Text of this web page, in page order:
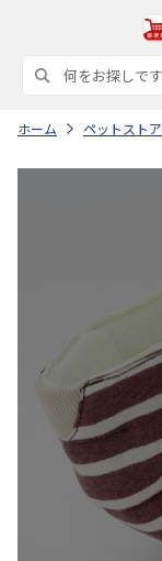
ホーム ペットストア